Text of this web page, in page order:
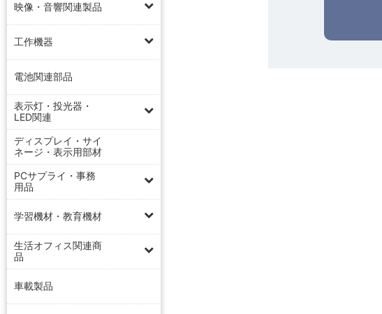
映像・音響関連製品
工作機器
電池関連部品
表示灯・投光器・
LED関連
ディスプレイ・サイ
ネージ・表示用部材
PCサプライ・事務
用品
学習機材・教育機材
生活オフィス関連商
品
車載製品